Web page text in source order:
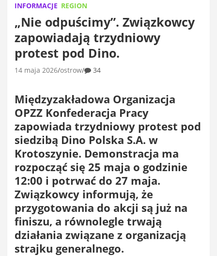
INFORMACJE REGION
„Nie odpuścimy”. Związkowcy
zapowiadają trzydniowy
protest pod Dino.
14 maja 2026 ostrow 34
Międzyzakładowa Organizacja
OPZZ Konfederacja Pracy
zapowiada trzydniowy protest pod
siedzibą Dino Polska S.A. w
Krotoszynie. Demonstracja ma
rozpocząć się 25 maja o godzinie
12:00 i potrwać do 27 maja.
Związkowcy informują, że
przygotowania do akcji są już na
finiszu, a równolegle trwają
działania związane z organizacją
strajku generalnego.